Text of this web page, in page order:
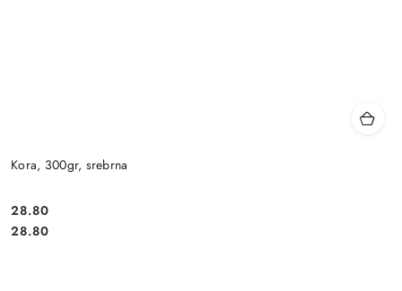
Kora, 300gr, srebrna
Cena:
28.80
Cena:
28.80